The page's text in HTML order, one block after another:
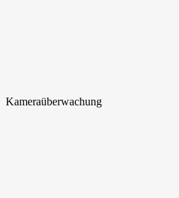
Kameraüberwachung